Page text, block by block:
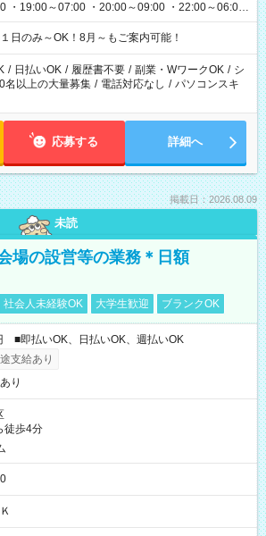
・19:00～07:00 ・20:00～09:00 ・22:00～06:00
！ ※シフトは日のみ～OK！8月～もご案内可能！
/ 日払いOK / 履歴書不要 / 副業・WワークOK / シ
名以上の大量募集 / 電話対応なし / パソコンスキ
応募する 詳細へ
掲載日：2026.08.09
未読
場の設営等の業務＊日額
社会人未経験OK 大学生歓迎 ブランクOK
■即払いOK、日払いOK、週払いOK
支給あり
り
徒歩4分